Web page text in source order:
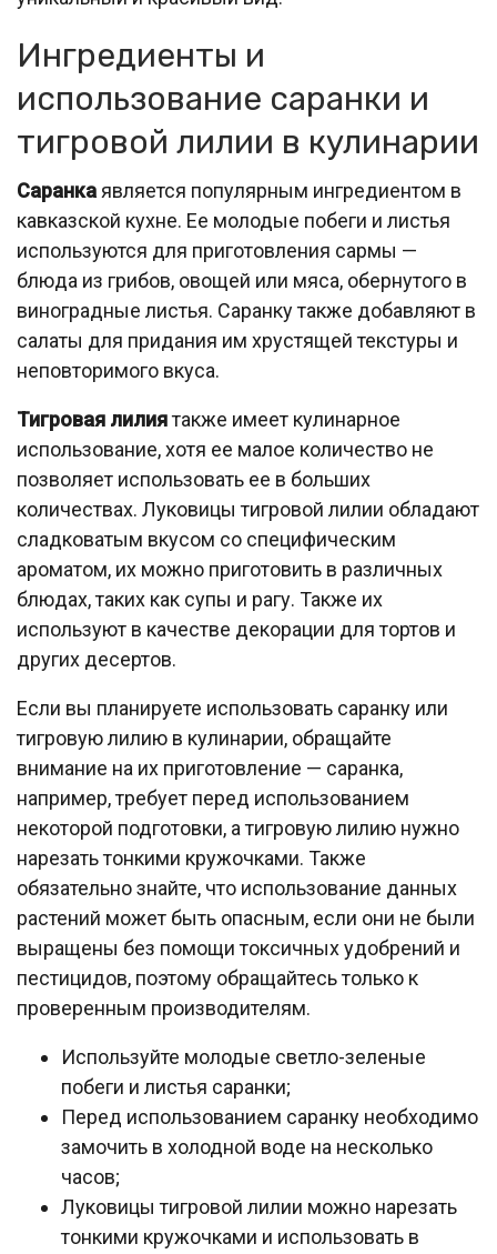
Ингредиенты и
использование саранки и
тигровой лилии в кулинарии
Саранкаявляется популярным ингредиентом в
кавказской кухне. Ее молодые побеги и листья
используются для приготовления сармы —
блюда из грибов, овощей или мяса, обернутого в
виноградные листья. Саранку также добавляют в
салаты для придания им хрустящей текстуры и
неповторимого вкуса.
Тигровая лилиятакже имеет кулинарное
использование, хотя ее малое количество не
позволяет использовать ее в больших
количествах. Луковицы тигровой лилии обладают
сладковатым вкусом со специфическим
ароматом, их можно приготовить в различных
блюдах, таких как супы и рагу. Также их
используют в качестве декорации для тортов и
других десертов.
Если вы планируете использовать саранку или
тигровую лилию в кулинарии, обращайте
внимание на их приготовление — саранка,
например, требует перед использованием
некоторой подготовки, а тигровую лилию нужно
нарезать тонкими кружочками. Также
обязательно знайте, что использование данных
растений может быть опасным, если они не были
выращены без помощи токсичных удобрений и
пестицидов, поэтому обращайтесь только к
проверенным производителям.
Используйте молодые светло-зеленые
побеги и листья саранки;
Перед использованием саранку необходимо
замочить в холодной воде на несколько
часов;
Луковицы тигровой лилии можно нарезать
тонкими кружочками и использовать в